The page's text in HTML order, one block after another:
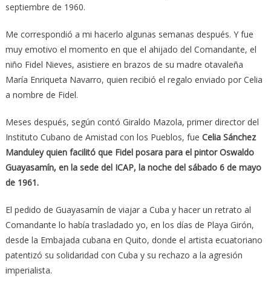
septiembre de 1960.
Me correspondió a mi hacerlo algunas semanas después. Y fue
muy emotivo el momento en que el ahijado del Comandante, el
niño Fidel Nieves, asistiere en brazos de su madre otavaleña
María Enriqueta Navarro, quien recibió el regalo enviado por Celia
a nombre de Fidel.
Meses después, según contó Giraldo Mazola, primer director del
Instituto Cubano de Amistad con los Pueblos, fue Celia Sánchez
Manduley quien facilitó que Fidel posara para el pintor Oswaldo
Guayasamín, en la sede del ICAP, la noche del sábado 6 de mayo
de 1961.
El pedido de Guayasamín de viajar a Cuba y hacer un retrato al
Comandante lo había trasladado yo, en los días de Playa Girón,
desde la Embajada cubana en Quito, donde el artista ecuatoriano
patentizó su solidaridad con Cuba y su rechazo a la agresión
imperialista.